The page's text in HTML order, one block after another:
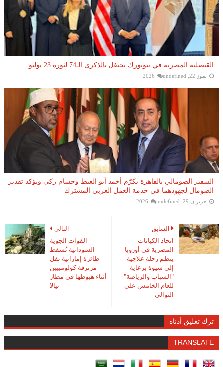
القنصلية المصرية في نيويورك تحتفل بالذكرى الـ74 لثورة 23 يوليو
تموز 22, 2026 undefined
السفير الصومالي بالقاهرة يكرّم أحمد أبو الغيط وحسام زكي ويؤكد تقدير
الصومال لجهودهما في خدمة العمل العربي المشترك
حزيران 29, 2026 undefined
التالي
القوات الجوية
السودانية تُسقط
طائرة إماراتية تقل
مرتزقة كولومبيين
أثناء هبوطها في مطار
نيالا
السابق
اتحاد الكيانات
المصرية في أوروبا
ينظم رحلة علاجية
إلى سيوة برعاية
"الشباب والرياضة"
للعام الخامس على
التوالي
ترك تعليق أدناه
TRANSLATE